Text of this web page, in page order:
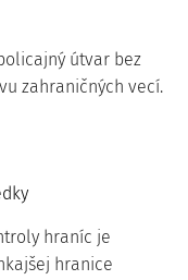
útvar bez
zahraničných vecí.
hraníc je
hranice